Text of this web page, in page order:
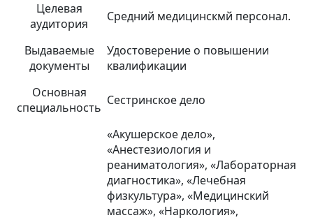
Целевая
аудитория
Средний медицинскмй персонал.
Выдаваемые
документы
Удостоверение о повышении
квалификации
Основная
специальность Сестринское дело
«Акушерское дело»,
«Анестезиология и
реаниматология», «Лабораторная
диагностика», «Лечебная
физкультура», «Медицинский
массаж», «Наркология»,